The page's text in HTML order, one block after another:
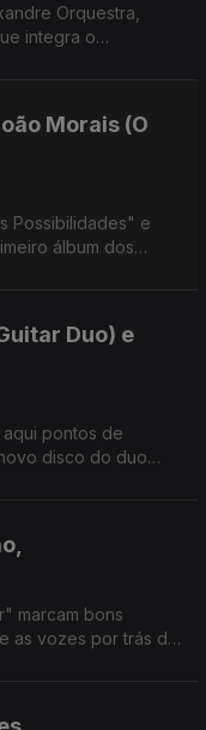
Orquestra,
integra o
Morais (O
Possibilidades" e
álbum dos
Duo) e
aqui pontos de
disco do duo
marcam bons
as vozes por trás dos